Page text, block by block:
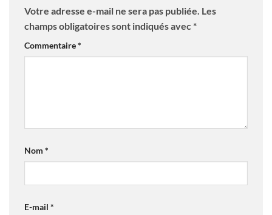
Votre adresse e-mail ne sera pas publiée. Les
champs obligatoires sont indiqués avec*
Commentaire*
Nom *
E-mail *